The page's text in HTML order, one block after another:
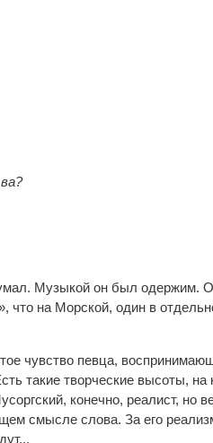
Музыкой он был одержим.
что на Морской, один в
чувство певца,
такие творческие высоты, на
конечно, реалист, но
смысле слова. За его